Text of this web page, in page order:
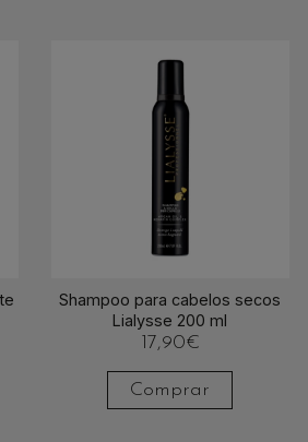
Shampoo para cabelos secos
Lialysse 200 ml
17,90€
Comprar